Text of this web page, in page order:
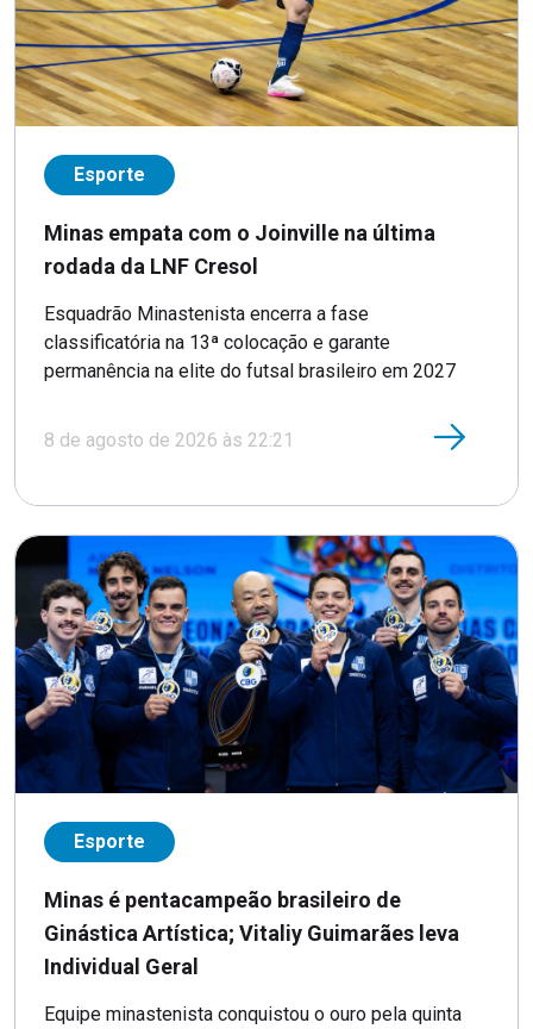
Esporte
Minas empata com o Joinville na última
rodada da LNF Cresol
Esquadrão Minastenista encerra a fase
classificatória na 13ª colocação e garante
permanência na elite do futsal brasileiro em 2027
8 de agosto de 2026 às 22:21
Esporte
Minas é pentacampeão brasileiro de
Ginástica Artística; Vitaliy Guimarães leva
Individual Geral
Equipe minastenista conquistou o ouro pela quinta